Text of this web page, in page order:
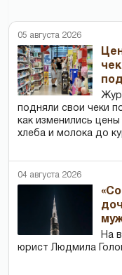
05 августа 2026
подняли свои чеки
как изменились
хлеба и молока до
04 августа 2026
На
юрист Людмила